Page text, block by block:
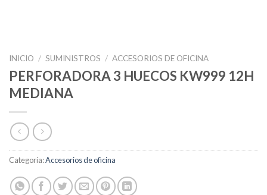
INICIO / SUMINISTROS / ACCESORIOS DE OFICINA
PERFORADORA 3 HUECOS KW999 12H
MEDIANA
Categoría:Accesorios de oficina